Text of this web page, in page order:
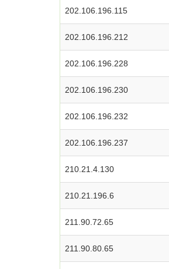
202.106.196.115
202.106.196.212
202.106.196.228
202.106.196.230
202.106.196.232
202.106.196.237
210.21.4.130
210.21.196.6
211.90.72.65
211.90.80.65